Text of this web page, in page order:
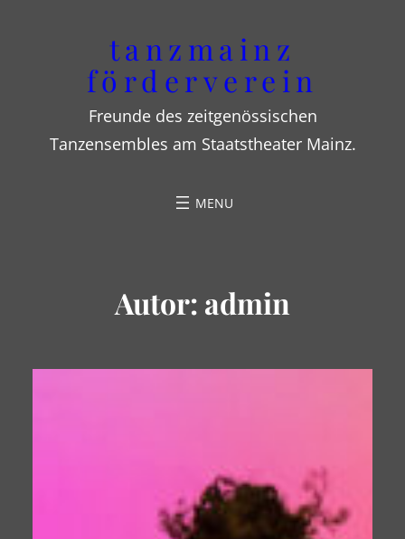
tanzmainz
förderverein
Freunde des zeitgenössischen
Tanzensembles am Staatstheater Mainz.
Autor: admin